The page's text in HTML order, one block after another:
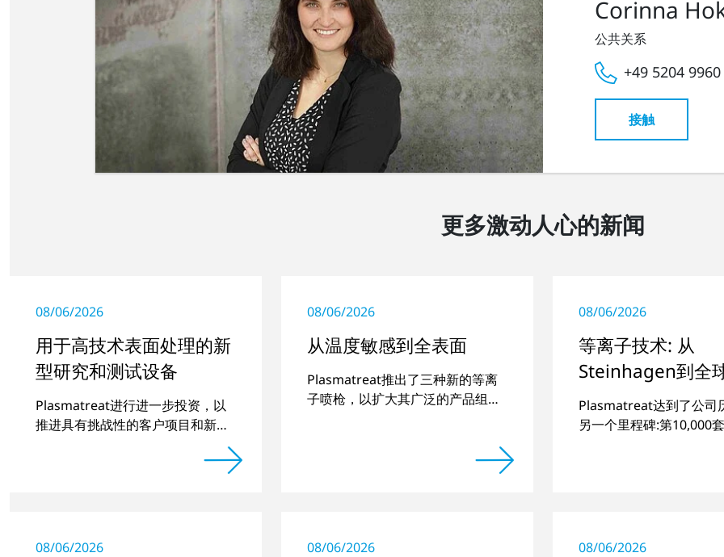
Corinna
公共关系
+49 5204
接触
更多激动人心的新闻
08/06/2026
用于高技术表面处理的新
型研究和测试设备
Plasmatreat进行进一步投资，以
推进具有挑战性的客户项目和新开
08/06/2026
从温度敏感到全表面
Plasmatreat推出了三种新的等离
子喷枪，以扩大其广泛的产品组
08/06/2026
等离子技术: 从
Steinhagen到全
程
Plasmatreat达到了公司
另一个里程碑:第10,000
08/06/2026 08/06/2026 08/06/2026